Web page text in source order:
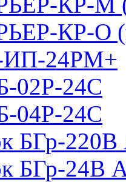
КР-О
24РМ+
02Р-24С
04Р-24С
БГр-
БГр-24В